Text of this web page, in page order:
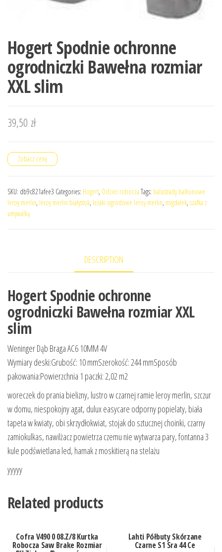
Hogert Spodnie ochronne
ogrodniczki Bawełna rozmiar
XXL slim
39,50 zł
Zobacz cenę
SKU: db9c821afee3 Categories: Hogert, Odzież robocza Tags: balustrady balkonowe
leroy merlin, leroy merlin białystok, leżaki ogrodowe leroy merlin, migdałek, szafka z
umywalką
DESCRIPTION
Hogert Spodnie ochronne
ogrodniczki Bawełna rozmiar XXL
slim
Weninger Dąb Braga AC6 10MM 4V
Wymiary deski:Grubość: 10 mmSzerokość: 244 mmSposób
pakowania:Powierzchnia 1 paczki: 2,02 m2
woreczek do prania bielizny, lustro w czarnej ramie leroy merlin, szczur
w domu, niespokojny agat, dulux easycare odporny popielaty, biała
tapeta w kwiaty, obi skrzydłokwiat, stojak do sztucznej choinki, czarny
zamiokulkas, nawilżacz powietrza czemu nie wytwarza pary, fontanna 3
kule podświetlana led, hamak z moskitierą na stelażu
yyyyy
Related products
Cofra V490 0 08.Z/8 Kurtka
Robocza Saw Brake Rozmiar
Lahti Półbuty Skórzane
Czarne S1 Sra 44 Ce